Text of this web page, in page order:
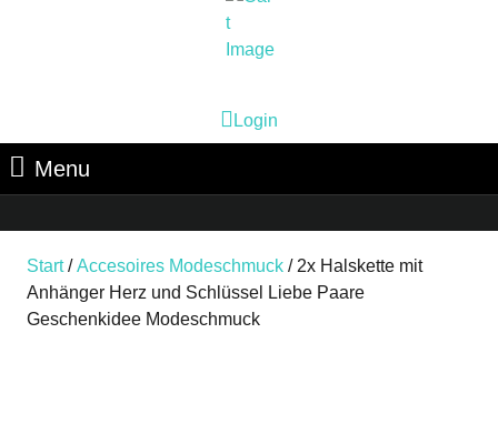
Login
Menu
Start/Accesoires Modeschmuck / 2x Halskette mit
Anhänger Herz und Schlüssel Liebe Paare
Geschenkidee Modeschmuck